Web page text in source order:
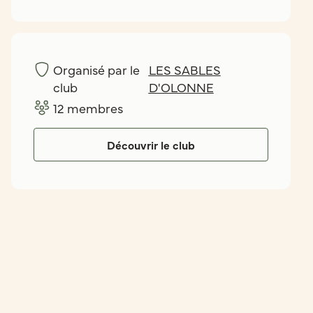
Organisé par le
club
LES SABLES
D'OLONNE
12 membres
Découvrir le club